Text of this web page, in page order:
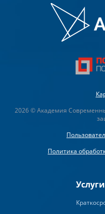
2026 © Академия
Политика